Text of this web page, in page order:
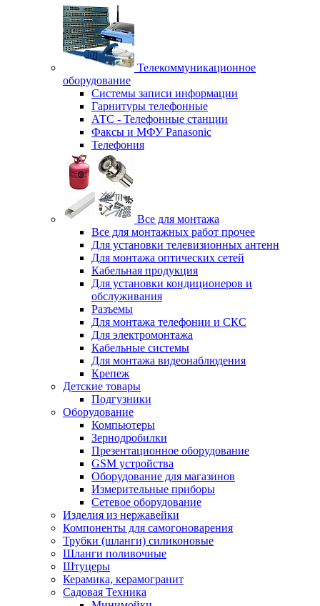
Телекоммуникационное
оборудование
Системы записи информации
Гарнитуры телефонные
АТС - Телефонные станции
Факсы и МФУ Panasonic
Телефония
Все для монтажа
Все для монтажных работ прочее
Для установки телевизионных антенн
Для монтажа оптических сетей
Кабельная продукция
Для установки кондиционеров и
обслуживания
Разъемы
Для монтажа телефонии и СКС
Для электромонтажа
Кабельные системы
Для монтажа видеонаблюдения
Крепеж
Детские товары
Подгузники
Оборудование
Компьютеры
Зернодробилки
Презентационное оборудование
GSM устройства
Оборудование для магазинов
Измерительные приборы
Сетевое оборудование
Изделия из нержавейки
Компоненты для самогоноварения
Трубки (шланги) силиконовые
Шланги поливочные
Штуцеры
Керамика, керамогранит
Садовая Техника